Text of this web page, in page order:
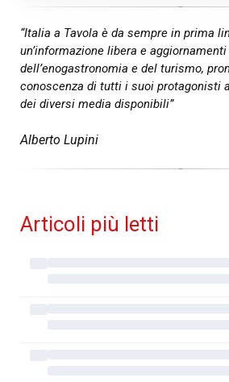
“Italia a Tavola è da sempre in prima
un’informazione libera e
dell’enogastronomia e del turismo,
conoscenza di tutti i suoi protagonisti
dei diversi media disponibili”
Alberto Lupini
Articoli più letti